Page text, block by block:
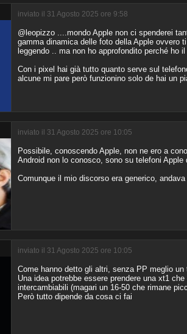
inviato il 31 Agosto 2025 ore 9:58
@leopizzo ....mondo Apple non ci spenderei
gamma dinamica delle foto della Apple ovvero
leggendo .. ma non ho approfondito perché ho
Con i pixel hai già tutto quanto serve sul
alcune mi pare però funzionino solo de hai un
inviato il 31 Agosto 2025 ore 10:05
Possibile, conoscendo Apple, non ne ero a
Android non lo conosco, sono su telefoni
Comunque il mio discorso era generico, andava
inviato il 31 Agosto 2025 ore 10:05
Come hanno detto gli altri, senza PP meglio un
Una idea potrebbe essere prendere una xt1
intercambiabili (magari un 16-50 che rimane
Però tutto dipende da cosa ci fai